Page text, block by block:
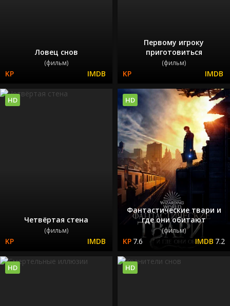
Ловец снов
(фильм)
Первому игроку
приготовиться
(фильм)
Четвёртая стена
(фильм)
HD
Фантастические твари и
где они обитают
(фильм)
7.6 7.2
HD
HD HD